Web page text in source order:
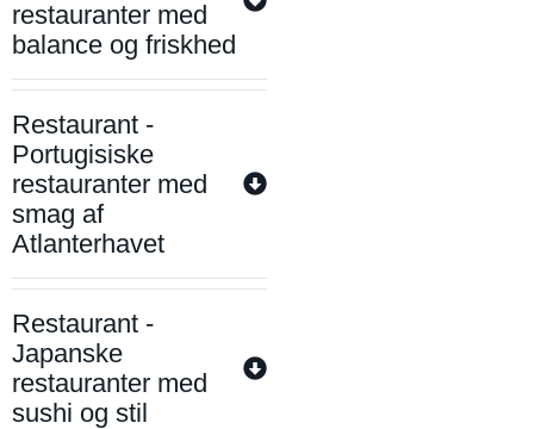
restauranter med
balance og friskhed
Restaurant -
Portugisiske
restauranter med
smag af
Atlanterhavet
Restaurant -
Japanske
restauranter med
sushi og stil